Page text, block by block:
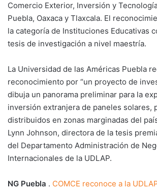
Comercio Exterior, Inversión y
Puebla, Oaxaca y Tlaxcala. El
la categoría de Instituciones Educativas
tesis de investigación a nivel maestría.
La Universidad de las Américas Puebla
reconocimiento por “un proyecto de
dibuja un panorama preliminar para la
inversión extranjera de paneles solares,
distribuidos en zonas marginadas del
Lynn Johnson, directora de la tesis
del Departamento Administración de
Internacionales de la UDLAP.
NG Puebla . COMCE reconoce a la